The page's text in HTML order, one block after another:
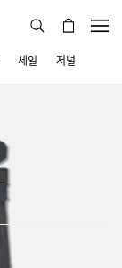
세일 저널